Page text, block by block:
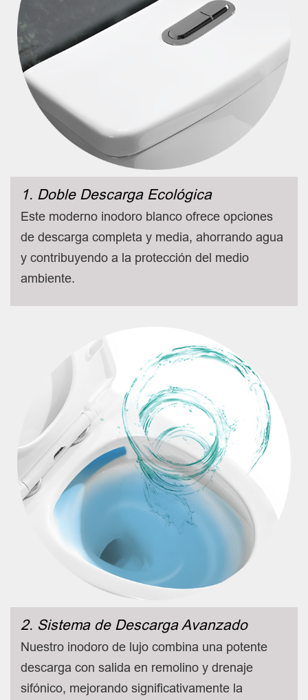
1. Doble Descarga Ecológica
Este moderno inodoro blanco ofrece opciones
de descarga completa y media, ahorrando agua
y contribuyendo a la protección del medio
ambiente.
2. Sistema de Descarga Avanzado
Nuestro inodoro de lujo combina una potente
descarga con salida en remolino y drenaje
sifónico, mejorando significativamente la